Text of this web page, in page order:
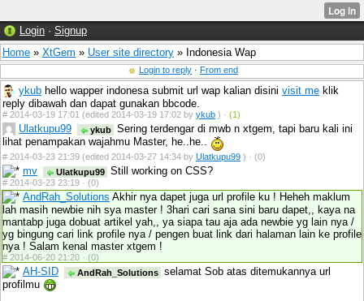
Login · Signup
Home » XtGem » User site directory » Indonesia Wap
Login to reply · From end
ykub hello wapper indonesa submit url wap kalian disini visit me klik
reply dibawah dan dapat gunakan bbcode.
# 2014-03-19 17:01 (edited 2014-03-19 17:02 by ykub ) · (1)
Ulatkupu99 ykub Sering terdengar di mwb n xtgem, tapi baru kali ini
lihat penampakan wajahmu Master, he..he..
# 2014-03-23 21:39 (edited 2014-03-27 14:34 by Ulatkupu99 ) · (0)
mv Ulatkupu99 Still working on CSS?
# 2014-03-23 23:19 · (0)
AndRah_Solutions Akhir nya dapet juga url profile ku ! Heheh maklum
lah masih newbie nih sya master ! 3hari cari sana sini baru dapet,, kaya na
mantabp juga dobuat artikel yah,, ya siapa tau aja ada newbie yg lain nya /
yg bingung cari link profile nya / pengen buat link dari halaman lain ke profile
nya ! Salam kenal master xtgem !
# 2014-06-20 21:20 · (0)
AH-SID AndRah_Solutions selamat Sob atas ditemukannya url
profilmu